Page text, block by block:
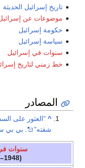
تاريخ إسرائيل الحديثة
موضوعات عن
حكومة إسرائيل
سياسة إسرائيل
سنوات في إسرائيل
خط زمني لتاريخ
المصادر
^ "العثور على
شقته"
. بي بي
سنوات
(1948–الحاضر)